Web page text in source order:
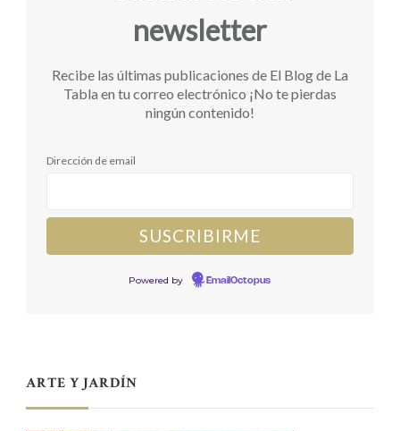
newsletter
Recibe las últimas publicaciones de El Blog de La
Tabla en tu correo electrónico ¡No te pierdas
ningún contenido!
Dirección de email
Powered by EmailOctopus
ARTE Y JARDÍN